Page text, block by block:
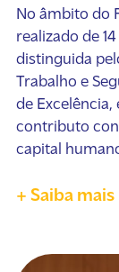
No âmbito do
realizado de
distinguida
Trabalho e
de
contributo
capital
+ Saiba mais